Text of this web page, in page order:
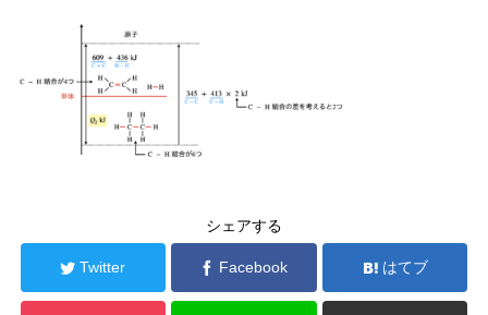
シェアする
Twitter Facebook はてブ